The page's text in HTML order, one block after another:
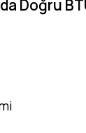
Doğru